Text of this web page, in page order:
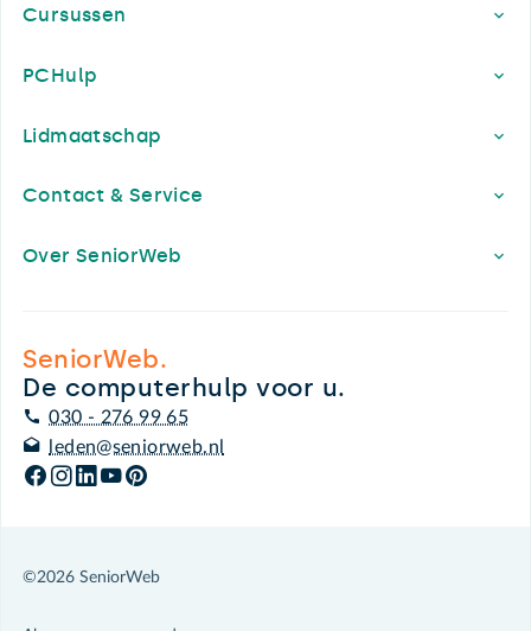
Cursussen
PCHulp
Lidmaatschap
Contact & Service
Over SeniorWeb
SeniorWeb.
De computerhulp voor u.
030 - 276 99 65
leden@seniorweb.nl
©2026 SeniorWeb